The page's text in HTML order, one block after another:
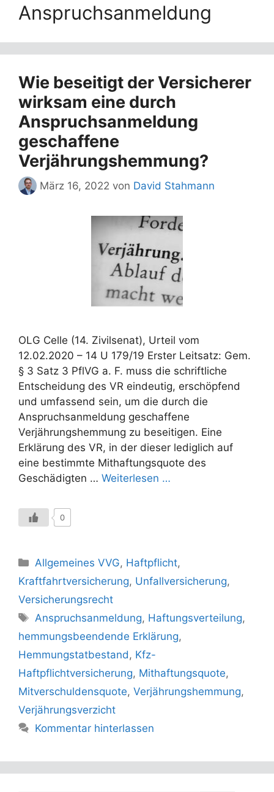
Anspruchsanmeldung
Wie beseitigt der Versicherer
wirksam eine durch
Anspruchsanmeldung
geschaffene
Verjährungshemmung?
März 16, 2022 von David Stahmann
OLG Celle (14. Zivilsenat), Urteil vom
12.02.2020 – 14 U 179/19 Erster Leitsatz: Gem.
§ 3 Satz 3 PflVG a. F. muss die schriftliche
Entscheidung des VR eindeutig, erschöpfend
und umfassend sein, um die durch die
Anspruchsanmeldung geschaffene
Verjährungshemmung zu beseitigen. Eine
Erklärung des VR, in der dieser lediglich auf
eine bestimmte Mithaftungsquote des
Geschädigten … Weiterlesen …
0
Kategorien
Allgemeines VVG, Haftpflicht,
Kraftfahrtversicherung, Unfallversicherung,
Versicherungsrecht
Schlagwörter
Anspruchsanmeldung, Haftungsverteilung,
hemmungsbeendende Erklärung,
Hemmungstatbestand, Kfz-
Haftpflichtversicherung, Mithaftungsquote,
Mitverschuldensquote, Verjährungshemmung,
Verjährungsverzicht
Kommentar hinterlassen